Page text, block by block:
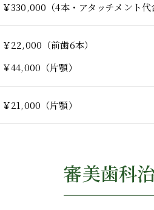
￥330,000（4本・アタッチメント代
￥22,000（前歯6本）
￥44,000（片顎）
￥21,000（片顎）
審美歯科